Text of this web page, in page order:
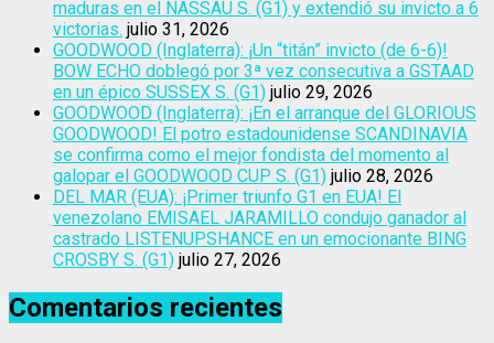
maduras en el NASSAU S. (G1) y extendió su invicto a 6
victorias. julio 31, 2026
GOODWOOD (Inglaterra): ¡Un “titán” invicto (de 6-6)!
BOW ECHO doblegó por 3ª vez consecutiva a GSTAAD
en un épico SUSSEX S. (G1) julio 29, 2026
GOODWOOD (Inglaterra): ¡En el arranque del GLORIOUS
GOODWOOD! El potro estadounidense SCANDINAVIA
se confirma como el mejor fondista del momento al
galopar el GOODWOOD CUP S. (G1) julio 28, 2026
DEL MAR (EUA): ¡Primer triunfo G1 en EUA! El
venezolano EMISAEL JARAMILLO condujo ganador al
castrado LISTENUPSHANCE en un emocionante BING
CROSBY S. (G1) julio 27, 2026
Comentarios recientes